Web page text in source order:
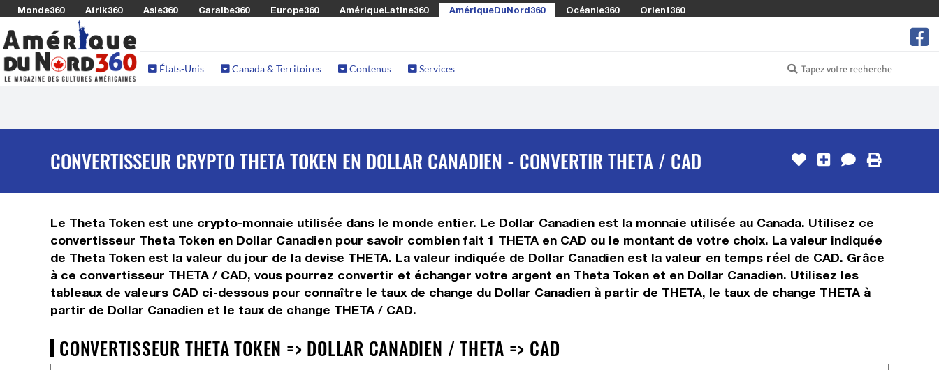
Monde360 Afrik360 Asie360 Caraibe360 Europe360 AmériqueLatine360 AmériqueDuNord360 Océanie360 Orient360
États-Unis Canada & Territoires Contenus Services
CONVERTISSEUR CRYPTO THETA TOKEN EN DOLLAR CANADIEN - CONVERTIR THETA / CAD
Le Theta Token est une crypto-monnaie utilisée dans le monde entier. Le Dollar Canadien est la monnaie utilisée au Canada. Utilisez ce
convertisseur Theta Token en Dollar Canadien pour savoir combien fait 1 THETA en CAD ou le montant de votre choix. La valeur indiquée
de Theta Token est la valeur du jour de la devise THETA. La valeur indiquée de Dollar Canadien est la valeur en temps réel de CAD. Grâce
à ce convertisseur THETA / CAD, vous pourrez convertir et échanger votre argent en Theta Token et en Dollar Canadien. Utilisez les
tableaux de valeurs CAD ci-dessous pour connaître le taux de change du Dollar Canadien à partir de THETA, le taux de change THETA à
partir de Dollar Canadien et le taux de change THETA / CAD.
CONVERTISSEUR THETA TOKEN => DOLLAR CANADIEN / THETA => CAD